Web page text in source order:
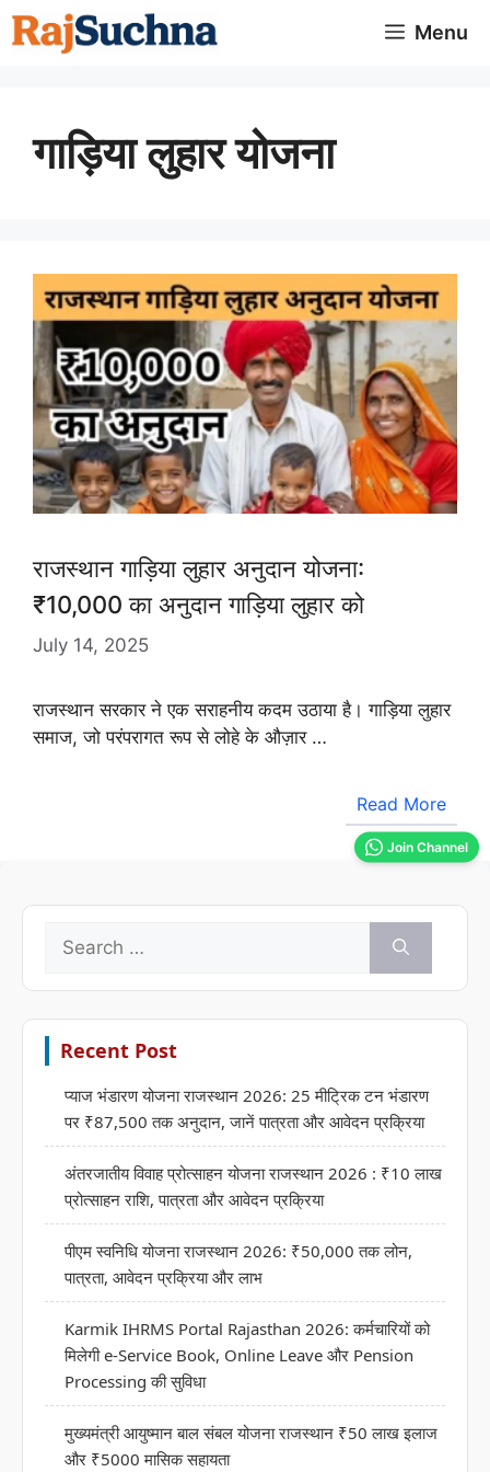
Skip
to
Menu
गाड़िया लुहार योजना
राजस्थान गाड़िया लुहार अनुदान योजना:
₹10,000 का अनुदान गाड़िया लुहार को
July 14, 2025
राजस्थान सरकार ने एक सराहनीय कदम उठाया है। गाड़िया लुहार
समाज, जो परंपरागत रूप से लोहे के औज़ार …
Read More
Search
for:
Recent Post
प्याज भंडारण योजना राजस्थान 2026: 25 मीट्रिक टन भंडारण
पर ₹87,500 तक अनुदान, जानें पात्रता और आवेदन प्रक्रिया
अंतरजातीय विवाह प्रोत्साहन योजना राजस्थान 2026 : ₹10 लाख
प्रोत्साहन राशि, पात्रता और आवेदन प्रक्रिया
पीएम स्वनिधि योजना राजस्थान 2026: ₹50,000 तक लोन,
पात्रता, आवेदन प्रक्रिया और लाभ
Karmik IHRMS Portal Rajasthan 2026: कर्मचारियों को
मिलेगी e-Service Book, Online Leave और Pension
Processing की सुविधा
मुख्यमंत्री आयुष्मान बाल संबल योजना राजस्थान ₹50 लाख इलाज
और ₹5000 मासिक सहायता
Join Channel